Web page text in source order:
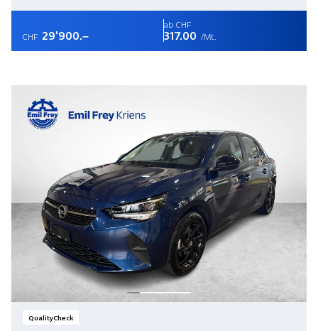
CHF 29'900.–
ab CHF
317.00 /Mt.
QualityCheck